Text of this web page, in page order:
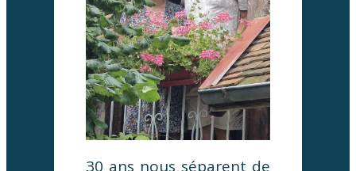
30 ans nous séparent de